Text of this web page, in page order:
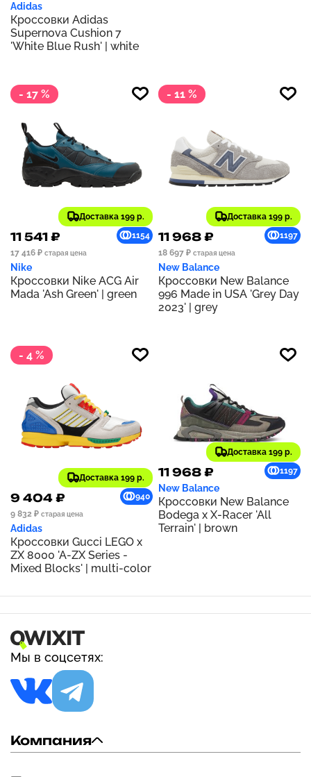
Adidas
Кроссовки Adidas
Supernova Cushion 7
'White Blue Rush' | white
- 17 %
Доставка 199 р.
11 541 ₽
1154
17 416 ₽ старая цена
Nike
Кроссовки Nike ACG Air
Mada 'Ash Green' | green
- 11 %
Доставка 199 р.
11 968 ₽
1197
18 697 ₽ старая цена
New Balance
Кроссовки New Balance
996 Made in USA 'Grey Day
2023' | grey
- 4 %
Доставка 199 р.
9 404 ₽
940
9 832 ₽ старая цена
Adidas
Кроссовки Gucci LEGO x
ZX 8000 'A-ZX Series -
Mixed Blocks' | multi-color
Доставка 199 р.
11 968 ₽ 1197
New Balance
Кроссовки New Balance
Bodega x X-Racer 'All
Terrain' | brown
Мы в соцсетях:
Компания